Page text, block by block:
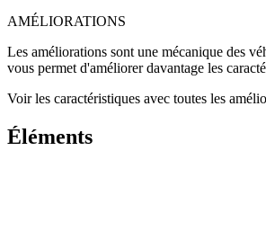
AMÉLIORATIONS
Les améliorations sont une mécanique des
vous permet d'améliorer davantage les
Voir les caractéristiques avec toutes les
Éléments